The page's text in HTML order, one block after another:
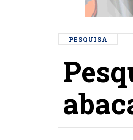
PESQUISA